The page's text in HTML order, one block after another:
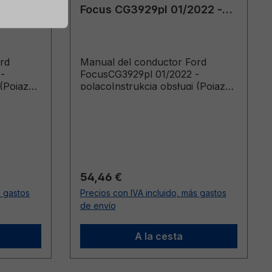
gastos
Focus CG3929pl 01/2022 -
Manual del conductor Ford
FocusCG3929pl 01/2022 -
polacoInstrukcja obsługi (Pojazdy
Precio normal:
54,46 €
Precios con IVA incluido, más gastos
de envío
A la cesta